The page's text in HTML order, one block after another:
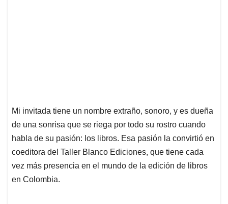
Mi invitada tiene un nombre extraño, sonoro, y es dueña
de una sonrisa que se riega por todo su rostro cuando
habla de su pasión: los libros. Esa pasión la convirtió en
coeditora del Taller Blanco Ediciones, que tiene cada
vez más presencia en el mundo de la edición de libros
en Colombia.